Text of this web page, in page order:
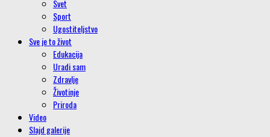
Svet
Sport
Ugostiteljstvo
Sve je to život
Edukacija
Uradi sam
Zdravlje
Životinje
Priroda
Video
Slajd galerije